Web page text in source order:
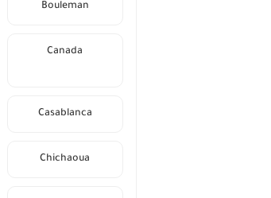
Bouleman
Canada
Casablanca
Chichaoua